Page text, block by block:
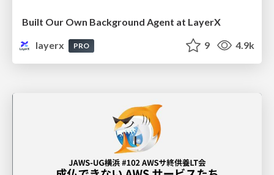
Built Our Own Background Agent at LayerX
layerx
PRO 9 4.9k